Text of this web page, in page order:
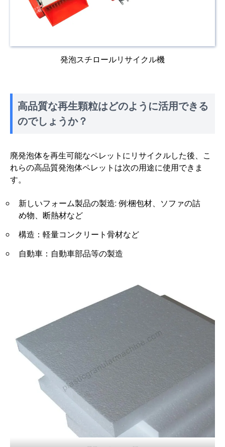
発泡スチロールリサイクル機
高品質な再生顆粒はどのように活用できる
のでしょうか？
廃発泡体を再生可能なペレットにリサイクルした後、こ
れらの高品質発泡体ペレットは次の用途に使用できま
す。
新しいフォーム製品の製造: 例:梱包材、ソファの詰
め物、断熱材など
構造：軽量コンクリート骨材など
自動車：自動車部品等の製造